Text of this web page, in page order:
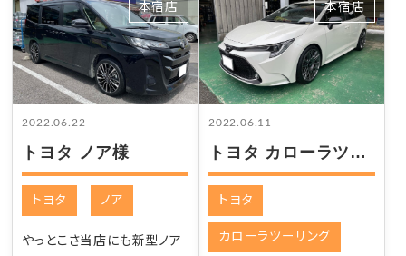
2022.06.22
トヨタ ノア様
本宿店
トヨタ ノア
やっとこさ当店にも新型ノア
2022.06.11
トヨタ カローラツーリング様
本宿店
トヨタ
カローラツーリング